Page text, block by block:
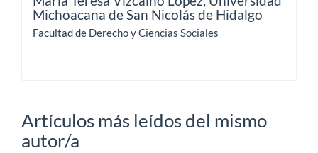
Michoacana de San Nicolás de Hidalgo
Facultad de Derecho y Ciencias Sociales
Artículos más leídos del mismo
autor/a